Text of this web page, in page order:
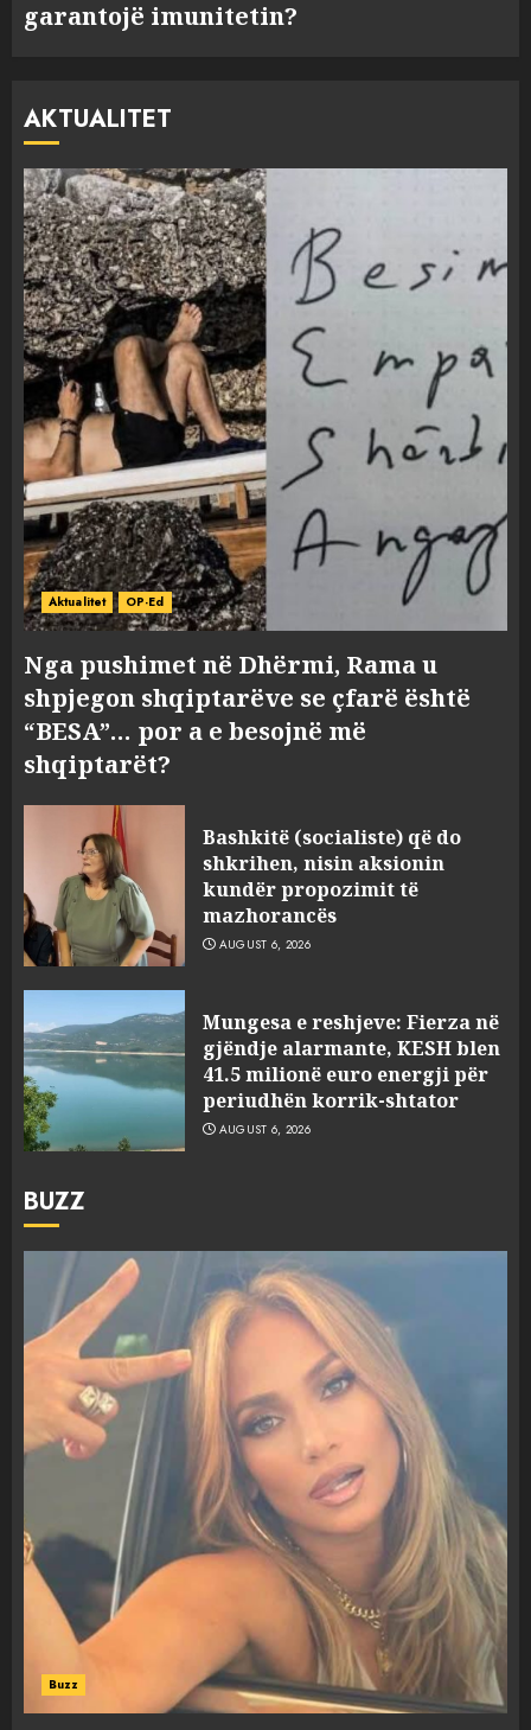
garantojë imunitetin?
AKTUALITET
Aktualitet OP-Ed
Nga pushimet në Dhërmi, Rama u
shpjegon shqiptarëve se çfarë është
“BESA”… por a e besojnë më
shqiptarët?
Bashkitë (socialiste) që do
shkrihen, nisin aksionin
kundër propozimit të
mazhorancës
AUGUST 6, 2026
Mungesa e reshjeve: Fierza në
gjëndje alarmante, KESH blen
41.5 milionë euro energji për
periudhën korrik-shtator
AUGUST 6, 2026
BUZZ
Buzz